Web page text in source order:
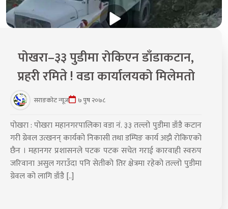
पोखरा–३३ पुडीमा रोकिएन डाँडाकटान,
प्रहरी रमिते ! वडा कार्यालयको मिलेमतो
सराङकोट न्यूज ७ पुष २०७८
पोखरा : पोखरा महानगरपालिका वडा नं. ३३ तल्लो पुडीमा डाँडै कटान
गरी ग्रेवल उत्खनन् कार्यको निकासी तथा डम्पिङ कार्य अझै रोकिएको
छैन । महानगर प्रशासनले पटक पटक सचेत गराई कारवाही स्वरुप
जरिवाना असुल गराउँदा पनि सेतीको तिर क्षेत्रमा रहेको तल्लो पुडीमा
ग्रेवल को लागि डाँडै [..]